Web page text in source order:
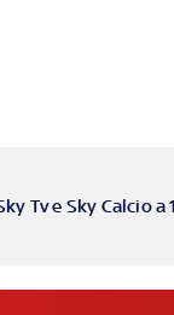
Tv e Sky Calcio a